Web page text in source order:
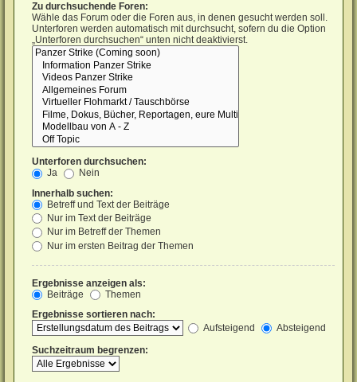
Zu durchsuchende Foren:
Wähle das Forum oder die Foren aus, in denen gesucht werden soll.
Unterforen werden automatisch mit durchsucht, sofern du die Option
„Unterforen durchsuchen“ unten nicht deaktivierst.
Unterforen durchsuchen:
Ja
Nein
Innerhalb suchen:
Betreff und Text der Beiträge
Nur im Text der Beiträge
Nur im Betreff der Themen
Nur im ersten Beitrag der Themen
Ergebnisse anzeigen als:
Beiträge
Themen
Ergebnisse sortieren nach:
Aufsteigend
Absteigend
Suchzeitraum begrenzen: